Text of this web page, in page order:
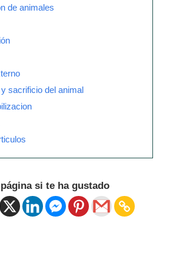
de animales
sacrificio del animal
si te ha gustado